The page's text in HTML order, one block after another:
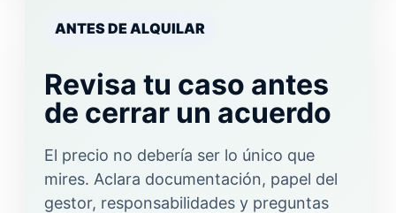
ANTES DE ALQUILAR
Revisa tu caso antes
de cerrar un acuerdo
El precio no debería ser lo único que
mires. Aclara documentación, papel del
gestor, responsabilidades y preguntas